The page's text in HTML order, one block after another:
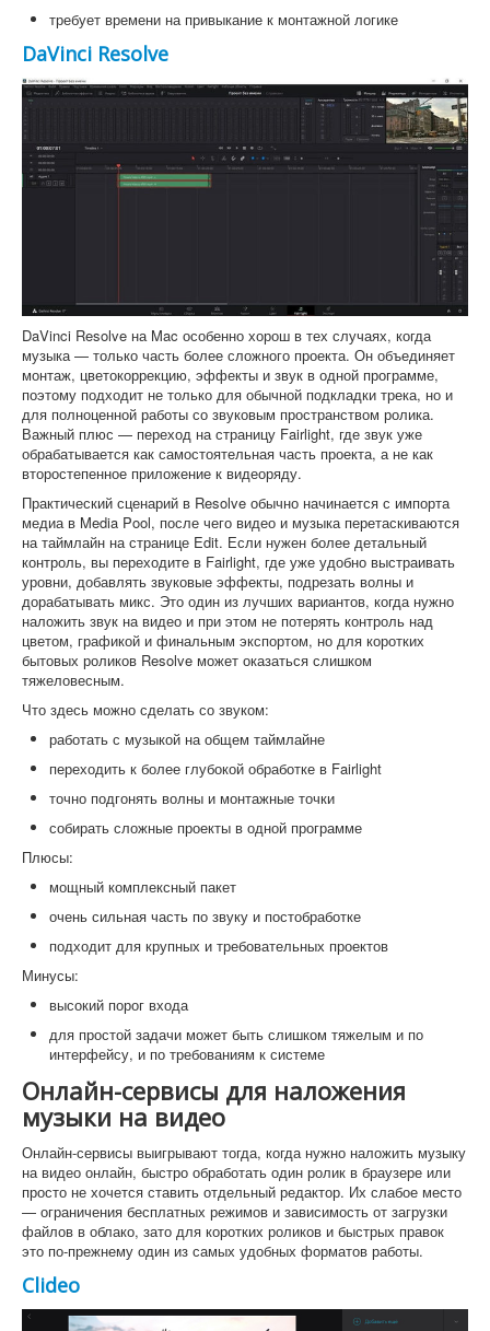
требует времени на привыкание к монтажной логике
DaVinci Resolve
DaVinci Resolve на Mac особенно хорош в тех случаях, когда
музыка — только часть более сложного проекта. Он объединяет
монтаж, цветокоррекцию, эффекты и звук в одной программе,
поэтому подходит не только для обычной подкладки трека, но и
для полноценной работы со звуковым пространством ролика.
Важный плюс — переход на страницу Fairlight, где звук уже
обрабатывается как самостоятельная часть проекта, а не как
второстепенное приложение к видеоряду.
Практический сценарий в Resolve обычно начинается с импорта
медиа в Media Pool, после чего видео и музыка перетаскиваются
на таймлайн на странице Edit. Если нужен более детальный
контроль, вы переходите в Fairlight, где уже удобно выстраивать
уровни, добавлять звуковые эффекты, подрезать волны и
дорабатывать микс. Это один из лучших вариантов, когда нужно
наложить звук на видео и при этом не потерять контроль над
цветом, графикой и финальным экспортом, но для коротких
бытовых роликов Resolve может оказаться слишком
тяжеловесным.
Что здесь можно сделать со звуком:
работать с музыкой на общем таймлайне
переходить к более глубокой обработке в Fairlight
точно подгонять волны и монтажные точки
собирать сложные проекты в одной программе
Плюсы:
мощный комплексный пакет
очень сильная часть по звуку и постобработке
подходит для крупных и требовательных проектов
Минусы:
высокий порог входа
для простой задачи может быть слишком тяжелым и по
интерфейсу, и по требованиям к системе
Онлайн-сервисы для наложения
музыки на видео
Онлайн-сервисы выигрывают тогда, когда нужно наложить музыку
на видео онлайн, быстро обработать один ролик в браузере или
просто не хочется ставить отдельный редактор. Их слабое место
— ограничения бесплатных режимов и зависимость от загрузки
файлов в облако, зато для коротких роликов и быстрых правок
это по-прежнему один из самых удобных форматов работы.
Clideo